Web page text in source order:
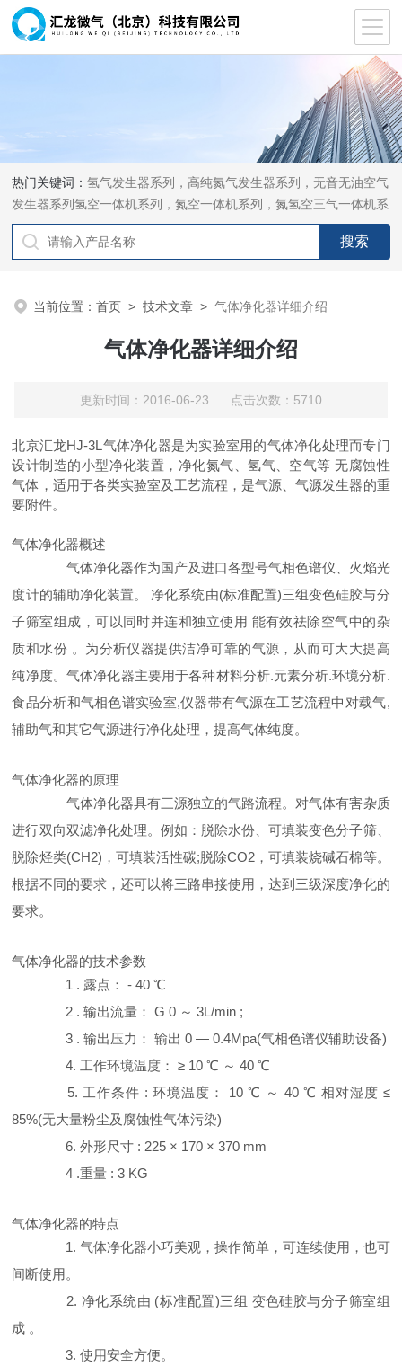
热门关键词：氢气发生器系列，高纯氮气发生器系列，无音无油空气
发生器系列氢空一体机系列，氮空一体机系列，氮氢空三气一体机系
列，气体净化器系列，代理日本DKK-TOA水质分析，水质检测仪
器，代理南韩SitekPH/离子计，DO计，电导计，多功能计，PH/DO/
当前位置：首页 >技术文章 >气体净化器详细介绍
气体净化器详细介绍
更新时间：2016-06-23 点击次数：5710
北京汇龙HJ-3L气体净化器是为实验室用的气体净化处理而专门
设计制造的小型净化装置，净化氮气、氢气、空气等 无腐蚀性
气体，适用于各类实验室及工艺流程，是气源、气源发生器的重
要附件。
气体净化器概述
气体净化器作为国产及进口各型号气相色谱仪、火焰光
度计的辅助净化装置。 净化系统由(标准配置)三组变色硅胶与分
子筛室组成，可以同时并连和独立使用 能有效祛除空气中的杂
质和水份 。为分析仪器提供洁净可靠的气源，从而可大大提高
纯净度。气体净化器主要用于各种材料分析.元素分析.环境分析.
食品分析和气相色谱实验室,仪器带有气源在工艺流程中对载气,
辅助气和其它气源进行净化处理，提高气体纯度。
气体净化器的原理
气体净化器具有三源独立的气路流程。对气体有害杂质
进行双向双滤净化处理。例如：脱除水份、可填装变色分子筛、
脱除烃类(CH2)，可填装活性碳;脱除CO2，可填装烧碱石棉等。
根据不同的要求，还可以将三路串接使用，达到三级深度净化的
要求。
气体净化器的技术参数
1 . 露点： - 40 ℃
2 . 输出流量： G 0 ～ 3L/min ;
3 . 输出压力： 输出 0 — 0.4Mpa(气相色谱仪辅助设备)
4. 工作环境温度： ≥ 10 ℃ ～ 40 ℃
5. 工作条件 : 环境温度： 10 ℃ ～ 40 ℃ 相对湿度 ≤
85%(无大量粉尘及腐蚀性气体污染)
6. 外形尺寸 : 225 × 170 × 370 mm
4 .重量 : 3 KG
气体净化器的特点
1. 气体净化器小巧美观，操作简单，可连续使用，也可
间断使用。
2. 净化系统由 (标准配置)三组 变色硅胶与分子筛室组
成 。
3. 使用安全方便。